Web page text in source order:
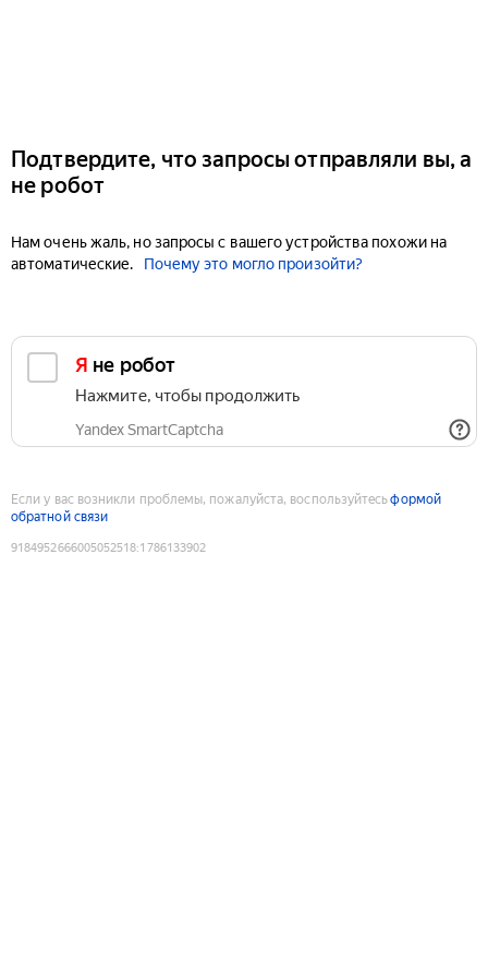
Подтвердите, что запросы отправляли вы, а
не робот
Нам очень жаль, но запросы с вашего устройства похожи на
автоматические.
Почему это могло произойти?
Я не робот
Нажмите, чтобы продолжить
Yandex SmartCaptcha
Если у вас возникли проблемы, пожалуйста, воспользуйтесьформой
обратной связи
9184952666005052518:1786133902